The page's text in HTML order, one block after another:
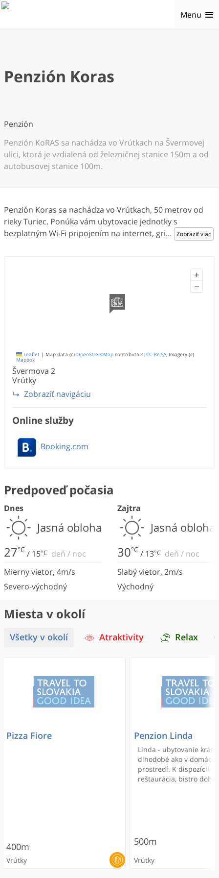
Menu
Penzión Koras
Penzión
Penzión KoRAS sa nachádza vo Vrútkach na Švermovej
ulici, ktorá je vzdialená od železničnej stanice 150m a od
autobusovej stanice 100m.
Penzión Koras sa nachádza vo Vrútkach, 50 metrov od
rieky Turiec. Ponúka vám ubytovacie jednotky s
bezplatným Wi-Fi pripojením na internet, gri… Zobraziť viac
+
−
Leaflet | Map data (c) OpenStreetMap contributors, CC-BY-SA, Imagery (c)
Mapbox
Švermova 2
Vrútky
Zobraziť navigáciu
Online služby
Booking.com
Predpoveď počasia
Dnes
Jasná obloha
27°C / 15°C deň / noc
Mierny vietor, 4m/s
Severo-východný
Zajtra
Jasná obloha
30°C / 13°C deň / noc
Slabý vietor, 2m/s
Východný
Miesta v okolí
Všetky v okolí Atraktivity Relax
Pizza Fiore
400m
Vrútky
Penzion Linda
Linda - ubytovanie
dlhodobé ako v
prostredí. K dispozícii
reštaurácia, bistro
500m
Vrútky